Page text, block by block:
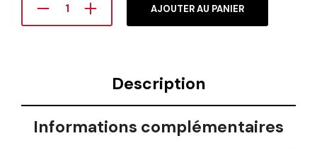
AJOUTER AU PANIER
Description
Informations complémentaires